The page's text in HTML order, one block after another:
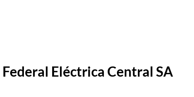
Federal Eléctrica Central SA